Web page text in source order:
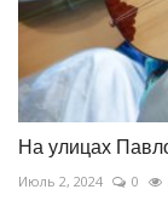
На улицах
Июль 2, 2024 0